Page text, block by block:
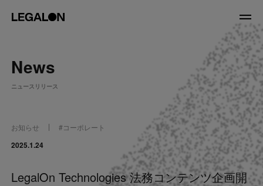
About
役員紹介
Service
News
News
ニュースリリース
お知らせ #コーポレート
2025.1.24
LegalOn Technologies 法務コンテンツ企画開